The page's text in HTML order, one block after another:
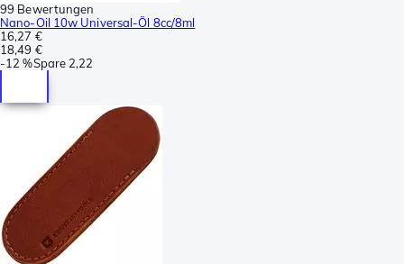
99 Bewertungen
Nano-Oil 10w Universal-Öl 8cc/8ml
16,27 €
18,49 €
-12 %Spare 2,22